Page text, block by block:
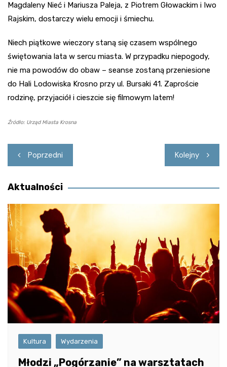
Magdaleny Nieć i Mariusza Paleja, z Piotrem Głowackim i Iwo
Rajskim, dostarczy wielu emocji i śmiechu.
Niech piątkowe wieczory staną się czasem wspólnego
świętowania lata w sercu miasta. W przypadku niepogody,
nie ma powodów do obaw – seanse zostaną przeniesione
do Hali Lodowiska Krosno przy ul. Bursaki 41. Zaproście
rodzinę, przyjaciół i cieszcie się filmowym latem!
Źródło: Urząd Miasta Krosna
Nawigacja
wpisu
Poprzedni Kolejny
Aktualności
Kultura Wydarzenia
Młodzi „Pogórzanie” na warsztatach